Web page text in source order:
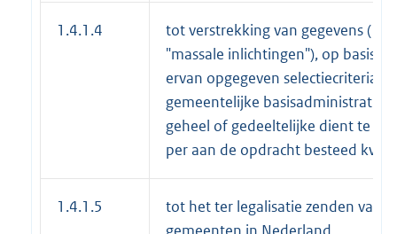
1.4.1.4
tot verstrekking van gegevens (
"massale inlichtingen"), op basis
ervan opgegeven selectiecriteria
gemeentelijke basisadministratie
geheel of gedeeltelijke dient te
per aan de opdracht besteed
1.4.1.5
tot het ter legalisatie zenden van